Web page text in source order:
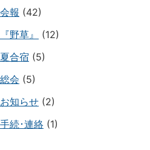
会報 (42)
『野草』
(12)
夏合宿 (5)
総会 (5)
お知らせ (2)
手続･連絡 (1)